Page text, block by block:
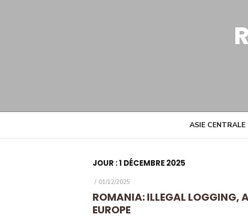
ASIE CENTRALE
JOUR :1 DÉCEMBRE 2025
POSTED
01/12/2025
ROMANIA: ILLEGAL LOGGING,
EUROPE